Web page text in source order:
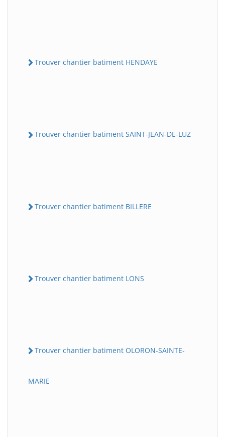
Trouver chantier batiment HENDAYE
Trouver chantier batiment SAINT-JEAN-DE-LUZ
Trouver chantier batiment BILLERE
Trouver chantier batiment LONS
Trouver chantier batiment OLORON-SAINTE-
MARIE